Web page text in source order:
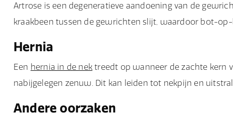
Artrose is een degeneratieve aandoening van de
kraakbeen tussen de gewrichten slijt, waardoor bot-
Hernia
Een hernia in de nek treedt op wanneer de zachte kern
nabijgelegen zenuw. Dit kan leiden tot nekpijn en
Andere oorzaken